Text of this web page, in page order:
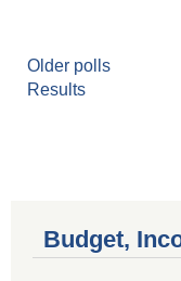
Older polls
Results
Budget,